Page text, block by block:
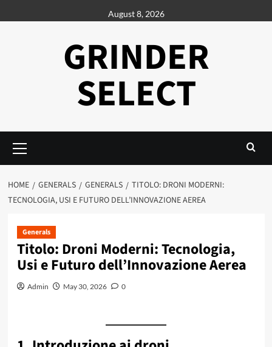
to
August 8, 2026
GRINDER
SELECT
Menu
HOME GENERALS GENERALS
TITOLO: DRONI MODERNI:
TECNOLOGIA, USI E FUTURO DELL’INNOVAZIONE AEREA
Generals
Titolo: Droni Moderni: Tecnologia,
Usi e Futuro dell’Innovazione Aerea
Admin May 30, 2026 0